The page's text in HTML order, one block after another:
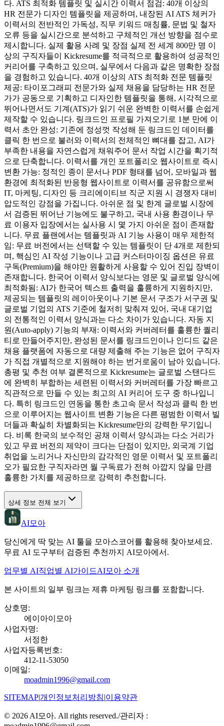
다. ATS 최적화 템플릿 및 실시간 이력서 점검: 40개 이상의
HR 전문가 디자인 템플릿을 제공하며, 내장된 AI ATS 체커가
이력서의 전반적인 가독성, 직무 키워드 매칭률, 문법 및 철자
오류 등을 실시간으로 분석하고 구체적인 개선 방향을 점수로
제시합니다. 실제 활용 사례 및 장점 실제 전 세계 800만 명 이
상의 구직자들이 Kickresume를 적극적으로 활용하여 성공적인
커리어를 구축하고 있으며, 실무에서 다음과 같은 명확한 장점
을 경험하고 있습니다. 40개 이상의 ATS 최적화 전문 템플릿
제공: 타이포그래피 전문가와 실제 채용을 담당하는 HR 전문
가가 공동으로 기획하고 디자인한 템플릿을 통해, 시각적으로
뛰어나면서도 기계(ATS)가 읽기 쉬운 완벽한 이력서를 손쉽게
제작할 수 있습니다. 링크드인 프로필 가져오기로 1분 만에 이
력서 초안 완성: 기존에 정성껏 작성해 둔 링크드인 데이터를
클릭 한 번으로 불러와 이력서의 전체적인 뼈대를 잡고, AI가
부족한 내용을 자연스럽게 채워주어 문서 작업 시간을 획기적
으로 단축합니다. 이력서를 개인 포트폴리오 웹사이트로 즉시
변환 가능: 정적인 종이 문서나 PDF 형태를 넘어, 모바일과 웹
환경에 최적화된 반응형 웹사이트로 이력서를 공유함으로써
IT, 마케팅, 디자인 등 크리에이티브 직군 지원 시 경쟁자 대비
압도적인 강점을 가집니다. 아쉬운 점 및 한계 글로벌 시장에
서 검증된 뛰어난 기능에도 불구하고, 국내 사용 환경이나 무
료 이용자 입장에서는 실사용 시 몇 가지 아쉬운 점이 존재합
니다. 무료 플랜에서는 템플릿과 AI 기능 사용이 매우 제한적
임: 무료 버전에서는 선택할 수 있는 템플릿이 단 4개로 제한되
며, 핵심인 AI 작성 기능이나 고급 커스터마이징 옵션은 유료
구독(Premium)을 해야만 원활하게 사용할 수 있어 진입 장벽이
존재합니다. 한국어 이력서 양식보다는 영문 및 글로벌 양식에
최적화됨: AI가 한국어 텍스트 출력을 훌륭하게 지원하지만,
제공되는 템플릿의 레이아웃이나 기본 문서 구조가 서구권 및
글로벌 기업의 ATS 기준에 철저히 맞춰져 있어, 국내 대기업
의 전통적인 이력서 양식과는 다소 차이가 있습니다. 자동 지
원(Auto-apply) 기능의 부재: 이력서와 커버레터를 훌륭한 퀄리
티로 만들어주지만, 완성된 문서를 링크드인이나 인디드 같은
채용 플랫폼에 자동으로 대량 제출해 주는 기능은 없어 구직자
가 직접 개별적으로 지원해야 하는 번거로움이 남아 있습니다.
총평 및 추천 여부 결론적으로 Kickresume는 글로벌 스탠다드
에 완벽히 부합하는 세련된 이력서와 커버레터를 가장 빠르고
직관적으로 만들 수 있는 최고의 AI 커리어 도구 중 하나입니
다. 특히 링크드인 연동을 통한 초고속 문서 작성과 클릭 한 번
으로 이루어지는 웹사이트 변환 기능은 다른 평범한 이력서 빌
더들과 확실히 차별화되는 Kickresume만의 강력한 무기입니
다. 비록 한국의 보수적인 공채 이력서 양식과는 다소 거리가
있고 무료 버전의 제약이 크다는 단점이 있지만, 외국계 기업
취업을 노리거나 자신만의 감각적인 영문 이력서 및 포트폴리
오가 필요한 구직자라면 월 구독료가 전혀 아깝지 않을 만큼
훌륭한 가치를 제공하므로 강력히 추천합니다.
상세 정보 전체 보기
AI모아
당신에게 딱 맞는 AI 툴을 모아스코어를 활용해 찾아보세요.
무료 AI 도구부터 검증된 추천까지 AI모아에서.
업무별 AI직업별 AI가이드AI모아 소개
본 사이트의 일부 링크는 제휴 마케팅 링크를 포함합니다.
상호명:
에이아이모아
사업자명:
서정한
사업자등록번호:
412-11-53050
이메일:
moadmin1996@gmail.com
SITEMAP|개인정보처리방침|이용약관
© 2026 AI모아. All rights reserved./관리자 :